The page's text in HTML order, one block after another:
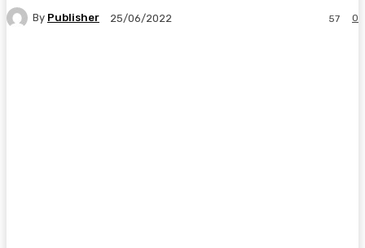
By Publisher 25/06/2022 0
57